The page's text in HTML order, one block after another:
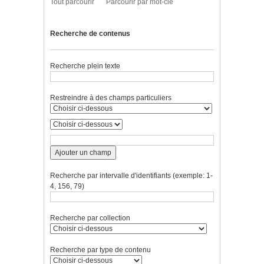
Tout parcourir Parcourir par mot-clé
Recherche de contenus
Recherche plein texte
Restreindre à des champs particuliers
Ajouter un champ
Recherche par intervalle d'identifiants (exemple: 1-
4, 156, 79)
Recherche par collection
Recherche par type de contenu